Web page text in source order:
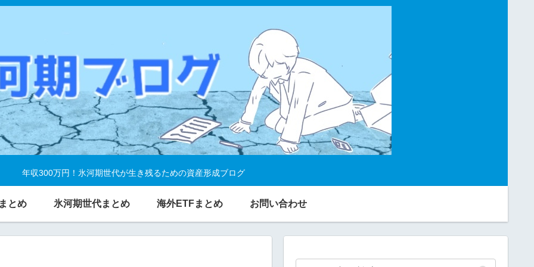
年収300万円！氷河期世代が生き残るための資産形成ブログ
とめ 氷河期世代まとめ 海外ETFまとめ お問い合わせ